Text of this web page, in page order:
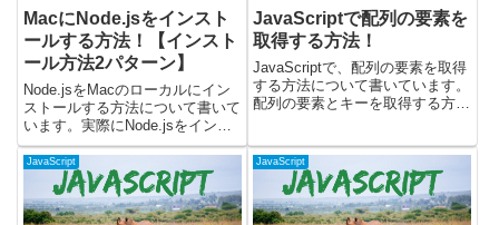
MacにNode.jsをインスト
ールする方法！【インスト
ール方法2パターン】
Node.jsをMacのローカルにイン
ストールする方法について書いて
います。実際にNode.jsをインス
トールして動くか確認してみまし
た。コマンドでインストールする
方法と、公式のインストーラーを
使用する方法があります。
Node.jsにはバー...
JavaScriptで配列の要素を
取得する方法！
JavaScriptで、配列の要素を取得
する方法について書いています。
配列の要素とキーを取得する方法
列の要素を取得する要素番号を指
定すると、要素を取得することが
できます。例えば、下...
JavaScript JavaScript